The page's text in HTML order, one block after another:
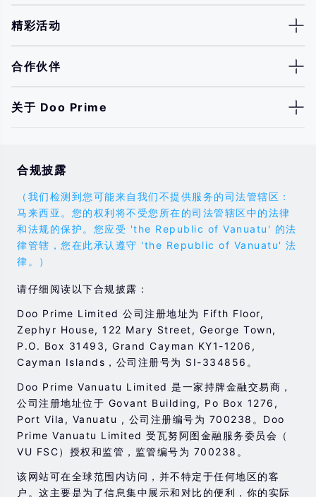
精彩活动
合作伙伴
关于 Doo Prime
合规披露
（我们检测到您可能来自我们不提供服务的司法管辖区：
马来西亚。您的权利将不受您所在的司法管辖区中的法律
和法规的保护。您应受 'the Republic of Vanuatu' 的法
律管辖，您在此承认遵守 'the Republic of Vanuatu' 法
律。）
请仔细阅读以下合规披露：
Doo Prime Limited 公司注册地址为 Fifth Floor,
Zephyr House, 122 Mary Street, George Town,
P.O. Box 31493, Grand Cayman KY1-1206,
Cayman Islands，公司注册号为 SI-334856。
Doo Prime Vanuatu Limited 是一家持牌金融交易商，
公司注册地址位于 Govant Building, Po Box 1276,
Port Vila, Vanuatu , 公司注册编号为 700238。Doo
Prime Vanuatu Limited 受瓦努阿图金融服务委员会（
VU FSC）授权和监管，监管编号为 700238。
该网站可在全球范围内访问，并不特定于任何地区的客
户。这主要是为了信息集中展示和对比的便利，你的实际